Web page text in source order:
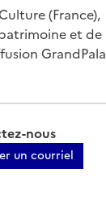
(France),
et de
nous
un courriel